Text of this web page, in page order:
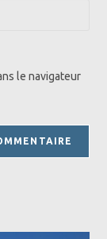
le navigateur